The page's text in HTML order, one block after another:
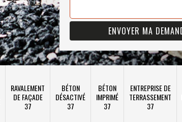
RAVALEMENT
DE FAÇADE
37
BÉTON
DÉSACTIVÉ
37
BÉTON
IMPRIMÉ
37
ENTREPRISE DE
TERRASSEMENT
37